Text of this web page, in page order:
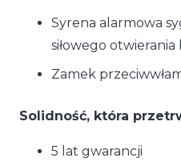
Syrena alarmowa
siłowego otwierania
Zamek
Solidność, która
5 lat gwarancji